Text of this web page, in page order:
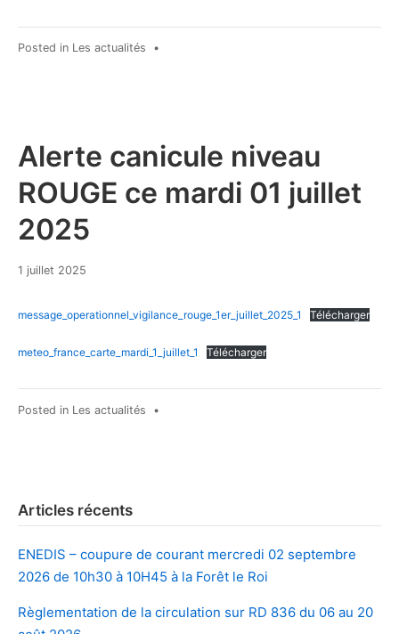
Posted in Les actualités •
Alerte canicule niveau
ROUGE ce mardi 01 juillet
2025
1 juillet 2025
message_operationnel_vigilance_rouge_1er_juillet_2025_1 Télécharger
meteo_france_carte_mardi_1_juillet_1 Télécharger
Posted in Les actualités •
Articles récents
ENEDIS – coupure de courant mercredi 02 septembre
2026 de 10h30 à 10H45 à la Forêt le Roi
Règlementation de la circulation sur RD 836 du 06 au 20